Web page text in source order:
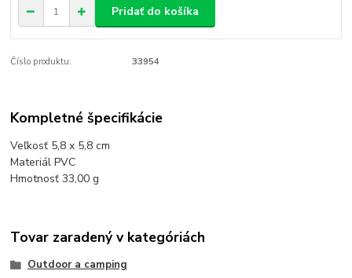
Pridať do košíka
Číslo produktu: 33954
Kompletné špecifikácie
Veľkosť 5,8 x 5,8 cm
Materiál PVC
Hmotnosť 33,00 g
Tovar zaradený v kategóriách
Outdoor a camping